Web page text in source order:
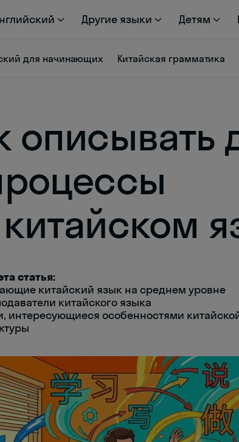
Другие языки Детям
для начинающих Китайская грамматика
описывать
статья:
китайский язык на среднем уровне
китайского языка
интересующиеся особенностями